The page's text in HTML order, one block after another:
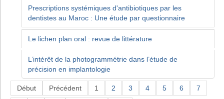
Prescriptions systémiques d'antibiotiques par les
dentistes au Maroc : Une étude par questionnaire
Le lichen plan oral : revue de littérature
L’intérêt de la photogrammétrie dans l’étude de
précision en implantologie
Début Précédent 1 2 3 4 5 6 7